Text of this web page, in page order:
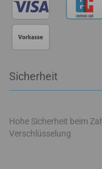
Sicherheit
Hohe Sicherheit beim
Verschlüsselung